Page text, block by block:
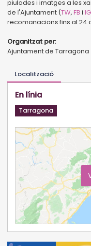
piulades i imatges a les
de l'Ajuntament (TW, FB i IG
recomanacions fins al 24
Organitzat per:
Ajuntament de Tarragona
Localització
En línia
Tarragona